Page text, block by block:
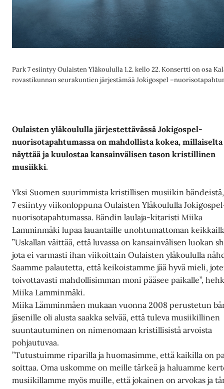
Park 7 esiintyy Oulaisten Yläkoululla 1.2. kello 22. Konsertti on osa
rovastikunnan seurakuntien järjestämää Jokigospel
Oulaisten yläkoululla järjestettävässä Jokigospel-
nuorisotapahtumassa on mahdollista kokea, millaiselta
näyttää ja kuulostaa kansainvälisen tason kristillinen
musiikki.
Yksi Suomen suurimmista kristillisen musiikin
7 esiintyy viikonloppuna Oulaisten Yläkoululla
nuorisotapahtumassa. Bändin laulaja-kitaristi Miika
Lamminmäki lupaa lauantaille unohtumattoman
”Uskallan väittää, että luvassa on kansainvälisen luokan
jota ei varmasti ihan viikoittain Oulaisten yläkoululla
Saamme palautetta, että keikoistamme jää hyvä mieli,
toivottavasti mahdollisimman moni pääsee paikalle”,
Miika Lamminmäki.
Miika Lämminmäen mukaan vuonna 2008 perustetun
jäsenille oli alusta saakka selvää, että tuleva musiikillinen
suuntautuminen on nimenomaan kristillisistä arvoista
pohjautuvaa.
”Tutustuimme riparilla ja huomasimme, että kaikilla on
soittaa. Oma uskomme on meille tärkeä ja haluamme
musiikillamme myös muille, että jokainen on arvokas ja